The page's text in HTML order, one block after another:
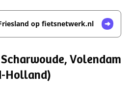
op fietsnetwerk.nl
Volendam
Holland)